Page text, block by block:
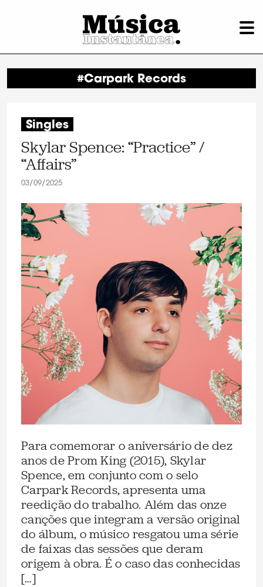
#Carpark Records
Singles
Skylar Spence: “Practice” /
“Affairs”
03/09/2025
Para comemorar o aniversário de dez
anos de Prom King (2015), Skylar
Spence, em conjunto com o selo
Carpark Records, apresenta uma
reedição do trabalho. Além das onze
canções que integram a versão original
do álbum, o músico resgatou uma série
de faixas das sessões que deram
origem à obra. É o caso das conhecidas
[…]